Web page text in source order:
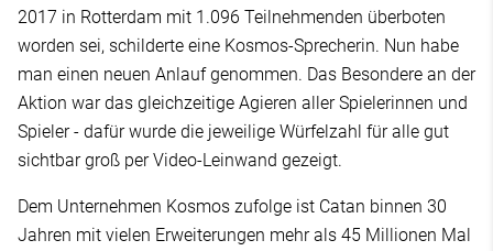
2017 in Rotterdam mit 1.096 Teilnehmenden überboten
worden sei, schilderte eine Kosmos-Sprecherin. Nun habe
man einen neuen Anlauf genommen. Das Besondere an der
Aktion war das gleichzeitige Agieren aller Spielerinnen und
Spieler - dafür wurde die jeweilige Würfelzahl für alle gut
sichtbar groß per Video-Leinwand gezeigt.
Dem Unternehmen Kosmos zufolge ist Catan binnen 30
Jahren mit vielen Erweiterungen mehr als 45 Millionen Mal